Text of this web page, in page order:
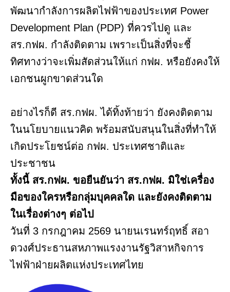
พัฒนากำลังการผลิตไฟฟ้าของประเทศ Power
Development Plan (PDP) ที่ควรไปดู และ
สร.กฟผ. กำลังติดตาม เพราะเป็นสิ่งที่จะชี้
ทิศทางว่าจะเพิ่มสัดส่วนให้แก่ กฟผ. หรือยังคงให้
เอกชนผูกขาดส่วนใด
อย่างไรก็ดี สร.กฟผ. ได้ทิ้งท้ายว่า ยังคงติดตาม
ในนโยบายแนวคิด พร้อมสนับสนุนในสิ่งที่ทำให้
เกิดประโยชน์ต่อ กฟผ. ประเทศชาติและ
ประชาชน
ทั้งนี้ สร.กฟผ. ขอยืนยันว่า สร.กฟผ. มิใช่เครื่อง
มือของใครหรือกลุ่มบุคคลใด และยังคงติดตาม
ในเรื่องต่างๆ ต่อไป
วันที่ 3 กรกฎาคม 2569 นายนเรนทร์ฤทธิ์ สอา
ดวงศ์ประธานสหภาพแรงงานรัฐวิสาหกิจการ
ไฟฟ้าฝ่ายผลิตแห่งประเทศไทย